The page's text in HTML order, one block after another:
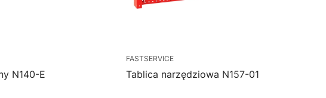
N140-E
FASTSERVICE
Tablica narzędziowa N157-01